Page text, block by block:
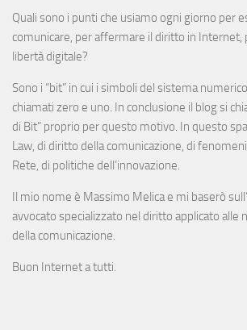
Quali sono i punti che usiamo ogni giorno per
comunicare, per affermare il diritto in Internet,
libertà digitale?
Sono i “bit” in cui i simboli del sistema
chiamati zero e uno. In conclusione il blog si
di Bit” proprio per questo motivo. In questo
Law, di diritto della comunicazione, di
Rete, di politiche dell’innovazione.
Il mio nome è Massimo Melica e mi baserò
avvocato specializzato nel diritto applicato alle
della comunicazione.
Buon Internet a tutti.